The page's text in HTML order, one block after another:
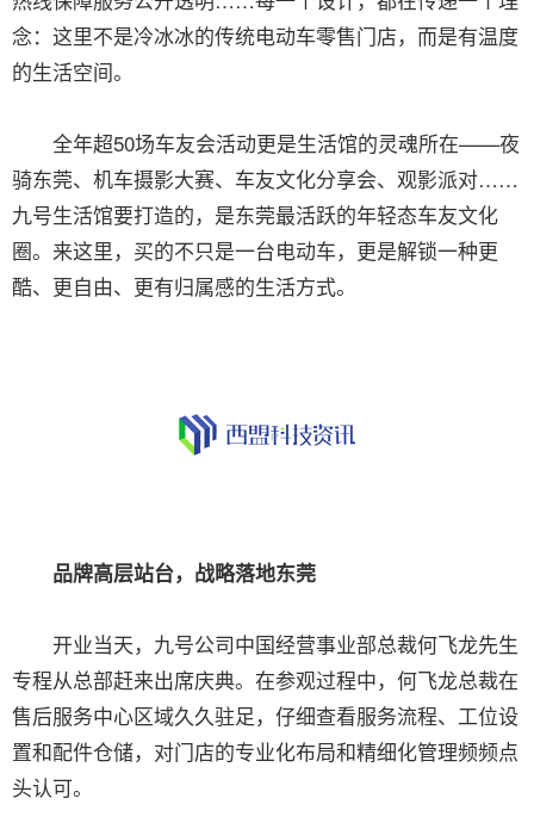
念：这里不是冷冰冰的传统电动车零售门店，而是有温度
的生活空间。
全年超50场车友会活动更是生活馆的灵魂所在——夜
骑东莞、机车摄影大赛、车友文化分享会、观影派对……
九号生活馆要打造的，是东莞最活跃的年轻态车友文化
圈。来这里，买的不只是一台电动车，更是解锁一种更
酷、更自由、更有归属感的生活方式。
品牌高层站台，战略落地东莞
开业当天，九号公司中国经营事业部总裁何飞龙先生
专程从总部赶来出席庆典。在参观过程中，何飞龙总裁在
售后服务中心区域久久驻足，仔细查看服务流程、工位设
置和配件仓储，对门店的专业化布局和精细化管理频频点
头认可。